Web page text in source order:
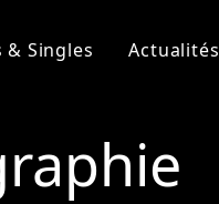
& Singles Actualités